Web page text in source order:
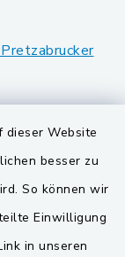
dieser Website
besser zu
So können wir
Einwilligung
in unseren